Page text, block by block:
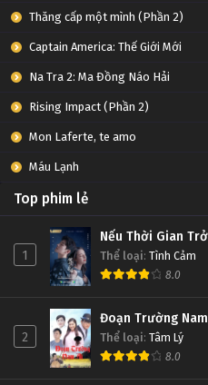
Thăng cấp một mình (Phần 2)
Captain America: Thế Giới Mới
Na Tra 2: Ma Đồng Náo Hải
Rising Impact (Phần 2)
Mon Laferte, te amo
Máu Lạnh
Top phim lẻ
1
Nếu Thời Gian
Thể loại: Tình Cảm
8.0
2
Đoạn Trường
Thể loại: Tâm Lý
8.0